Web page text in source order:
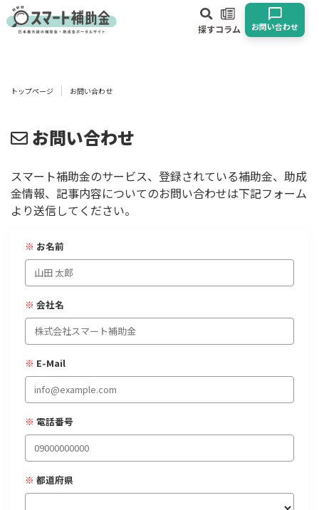
探すコラム お問い合わせ
団体
エリア
業種
建設･不動産業
宿泊･旅館業
使い道
経営改善・経営強化 販路拡大
IT導入
人材採用・雇用
起業・創業
事業承継 災害・被災者支援
コロナ関連
環境・省エネ
テレワーク
トップページ お問い合わせ
お問い合わせ
スマート補助金のサービス、登録されている補助金、助成
金情報、記事内容についてのお問い合わせは下記フォーム
より送信してください。
※ お名前
※ 会社名
※ E-Mail
※ 電話番号
※ 都道府県